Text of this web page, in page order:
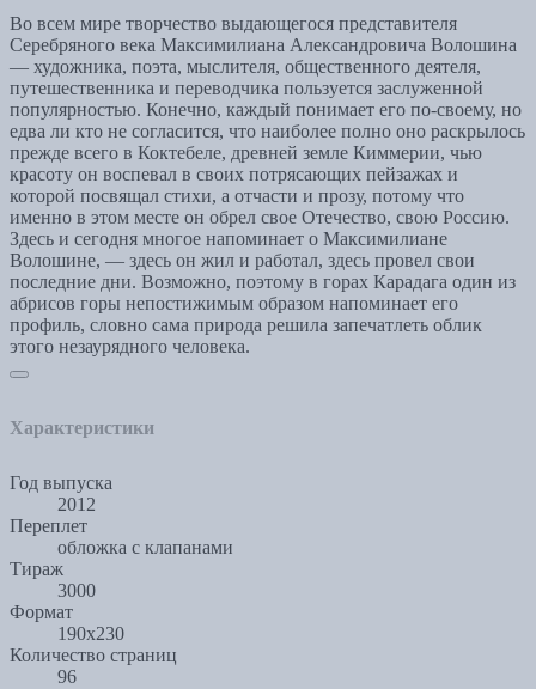
Во всем мире творчество выдающегося представителя
Серебряного века Максимилиана Александровича Волошина
— художника, поэта, мыслителя, общественного деятеля,
путешественника и переводчика пользуется заслуженной
популярностью. Конечно, каждый понимает его по-своему, но
едва ли кто не согласится, что наиболее полно оно раскрылось
прежде всего в Коктебеле, древней земле Киммерии, чью
красоту он воспевал в своих потрясающих пейзажах и
которой посвящал стихи, а отчасти и прозу, потому что
именно в этом месте он обрел свое Отечество, свою Россию.
Здесь и сегодня многое напоминает о Максимилиане
Волошине, — здесь он жил и работал, здесь провел свои
последние дни. Возможно, поэтому в горах Карадага один из
абрисов горы непостижимым образом напоминает его
профиль, словно сама природа решила запечатлеть облик
этого незаурядного человека.
Характеристики
Год выпуска
2012
Переплет
обложка с клапанами
Тираж
3000
Формат
190х230
Количество страниц
96